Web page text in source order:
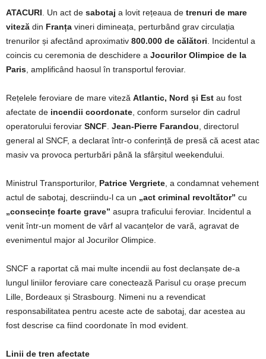
ATACURI . Un act de sabotaj a lovit rețeaua de trenuri de mare
viteză din Franța vineri dimineața, perturbând grav circulația
trenurilor și afectând aproximativ 800.000 de călători . Incidentul a
coincis cu ceremonia de deschidere a Jocurilor Olimpice de la
Paris , amplificând haosul în transportul feroviar.
Rețelele feroviare de mare viteză Atlantic, Nord și Est au fost
afectate de incendii coordonate , conform surselor din cadrul
operatorului feroviar SNCF Jean-Pierre Farandou , directorul
general al SNCF, a declarat într-o conferință de presă că acest atac
masiv va provoca perturbări până la sfârșitul weekendului.
Ministrul Transporturilor, Patrice Vergriete , a condamnat vehement
actul de sabotaj, descriindu-l ca un „act criminal revoltător” cu
„consecințe foarte grave” asupra traficului feroviar. Incidentul a
venit într-un moment de vârf al vacanțelor de vară, agravat de
evenimentul major al Jocurilor Olimpice.
SNCF a raportat că mai multe incendii au fost declanșate de-a
lungul liniilor feroviare care conectează Parisul cu orașe precum
Lille, Bordeaux și Strasbourg. Nimeni nu a revendicat
responsabilitatea pentru aceste acte de sabotaj, dar acestea au
fost descrise ca fiind coordonate în mod evident.
Linii de tren afectate